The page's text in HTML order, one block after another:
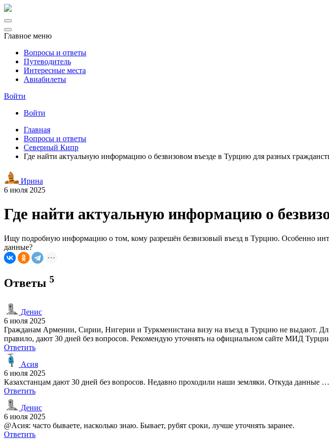
Главное меню
Вопросы и ответы
Путеводитель
Интересные места
Авиабилеты
Войти
Войти
Главная
Вопросы и ответы
Северный Кипр
Где найти актуальную информацию о безвизовом въезде в Турцию для разных
Ирина
6 июля 2025
Где найти актуальную информацию о
Ищу подробную информацию о том, кому разрешён безвизовый въезд в Турцию. Особенно
данные?
Ответы 5
Денис
6 июля 2025
Гражданам Армении, Сирии, Нигерии и Туркменистана визу на въезд в Турцию не выдают.
правило, дают 30 дней без вопросов. Рекомендую уточнять на официальном сайте МИД
Ответить
Асия
6 июля 2025
Казахстанцам дают 30 дней без вопросов. Недавно проходили наши земляки. Откуда данные
Ответить
Денис
6 июля 2025
@Асия: часто бываете, насколько знаю. Бывает, рубят сроки, лучше уточнять заранее.
Ответить